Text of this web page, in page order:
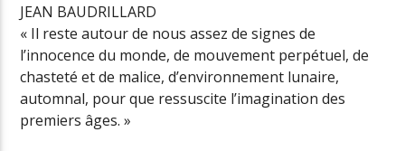
JEAN BAUDRILLARD
« Il reste autour de nous assez de signes de
l’innocence du monde, de mouvement perpétuel, de
chasteté et de malice, d’environnement lunaire,
automnal, pour que ressuscite l’imagination des
premiers âges. »